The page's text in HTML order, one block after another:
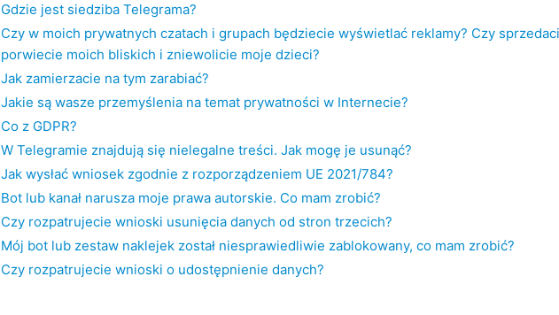
Gdzie jest siedziba Telegrama?
Czy w moich prywatnych czatach i grupach będziecie wyświetlać reklamy? Czy
porwiecie moich bliskich i zniewolicie moje dzieci?
Jak zamierzacie na tym zarabiać?
Jakie są wasze przemyślenia na temat prywatności w Internecie?
Co z GDPR?
W Telegramie znajdują się nielegalne treści. Jak mogę je usunąć?
Jak wysłać wniosek zgodnie z rozporządzeniem UE 2021/784?
Bot lub kanał narusza moje prawa autorskie. Co mam zrobić?
Czy rozpatrujecie wnioski usunięcia danych od stron trzecich?
Mój bot lub zestaw naklejek został niesprawiedliwie zablokowany, co mam zrobić?
Czy rozpatrujecie wnioski o udostępnienie danych?